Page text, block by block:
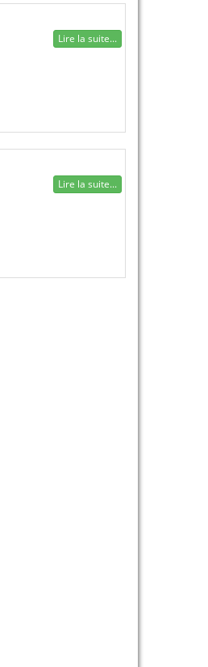
Lire la suite...
Lire la suite...